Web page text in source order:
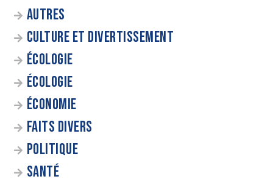
AUTRES
CULTURE ET DIVERTISSEMENT
ÉCOLOGIE
ÉCOLOGIE
ÉCONOMIE
FAITS DIVERS
POLITIQUE
SANTÉ